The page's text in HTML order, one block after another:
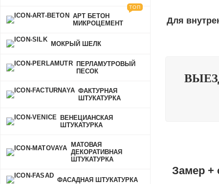
АРТ БЕТОН
МИКРОЦЕМЕНТ
ТОП
МОКРЫЙ ШЕЛК
ПЕРЛАМУТРОВЫЙ
ПЕСОК
ФАКТУРНАЯ
ШТУКАТУРКА
ВЕНЕЦИАНСКАЯ
ШТУКАТУРКА
МАТОВАЯ
ДЕКОРАТИВНАЯ
ШТУКАТУРКА
ФАСАДНАЯ ШТУКАТУРКА
Для
Замер +